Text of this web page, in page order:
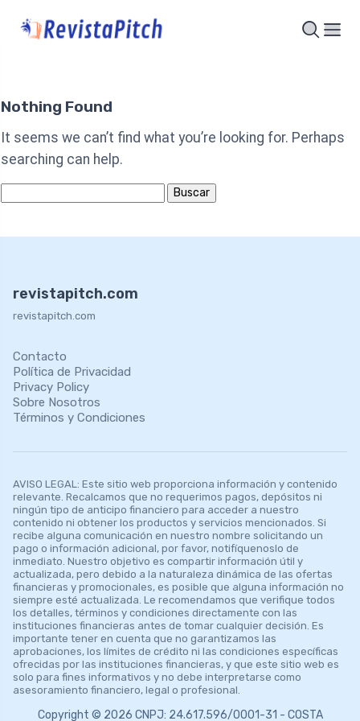
Nothing Found
It seems we can’t find what you’re looking for. Perhaps
searching can help.
revistapitch.com
revistapitch.com
Contacto
Política de Privacidad
Privacy Policy
Sobre Nosotros
Términos y Condiciones
AVISO LEGAL: Este sitio web proporciona información y contenido
relevante. Recalcamos que no requerimos pagos, depósitos ni
ningún tipo de anticipo financiero para acceder a nuestro
contenido ni obtener los productos y servicios mencionados. Si
recibe alguna comunicación en nuestro nombre solicitando un
pago o información adicional, por favor, notifíquenoslo de
inmediato. Nuestro objetivo es compartir información útil y
actualizada, pero debido a la naturaleza dinámica de las ofertas
financieras y promocionales, es posible que alguna información no
siempre esté actualizada. Le recomendamos que verifique todos
los detalles, términos y condiciones directamente con las
instituciones financieras antes de tomar cualquier decisión. Es
importante tener en cuenta que no garantizamos las
aprobaciones, los límites de crédito ni las condiciones específicas
ofrecidas por las instituciones financieras, y que este sitio web es
solo para fines informativos y no debe interpretarse como
asesoramiento financiero, legal o profesional.
Copyright © 2026 CNPJ: 24.617.596/0001-31 - COSTA